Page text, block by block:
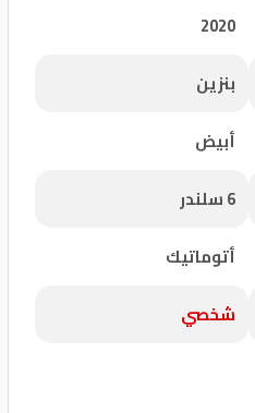
2020
بنزين
أبيض
6 سلندر
أتوماتيك
شخصي